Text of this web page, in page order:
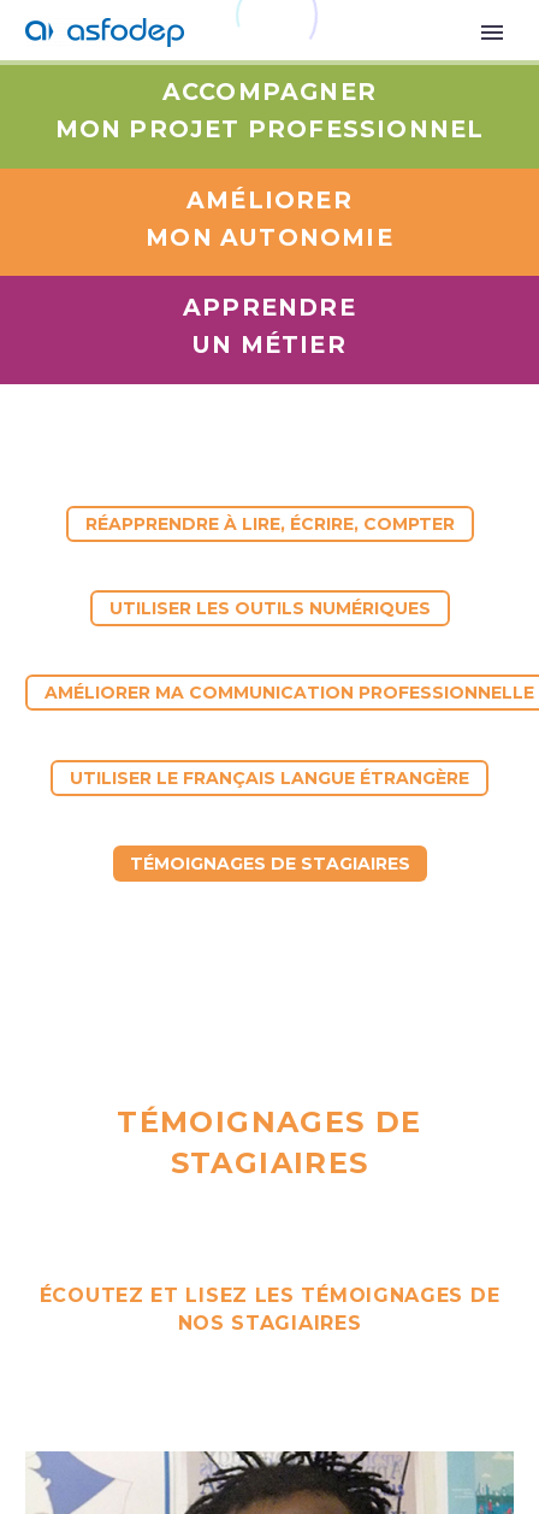
AMÉLIORER MON AUTONOMIE
ACCOMPAGNER
MON PROJET PROFESSIONNEL
AMÉLIORER
MON AUTONOMIE
APPRENDRE
UN MÉTIER
RÉAPPRENDRE À LIRE, ÉCRIRE, COMPTER
UTILISER LES OUTILS NUMÉRIQUES
AMÉLIORER MA COMMUNICATION PROFESSIONNELLE
UTILISER LE FRANÇAIS LANGUE ÉTRANGÈRE
TÉMOIGNAGES DE STAGIAIRES
TÉMOIGNAGES DE
STAGIAIRES
ÉCOUTEZ ET LISEZ LES TÉMOIGNAGES DE
NOS STAGIAIRES